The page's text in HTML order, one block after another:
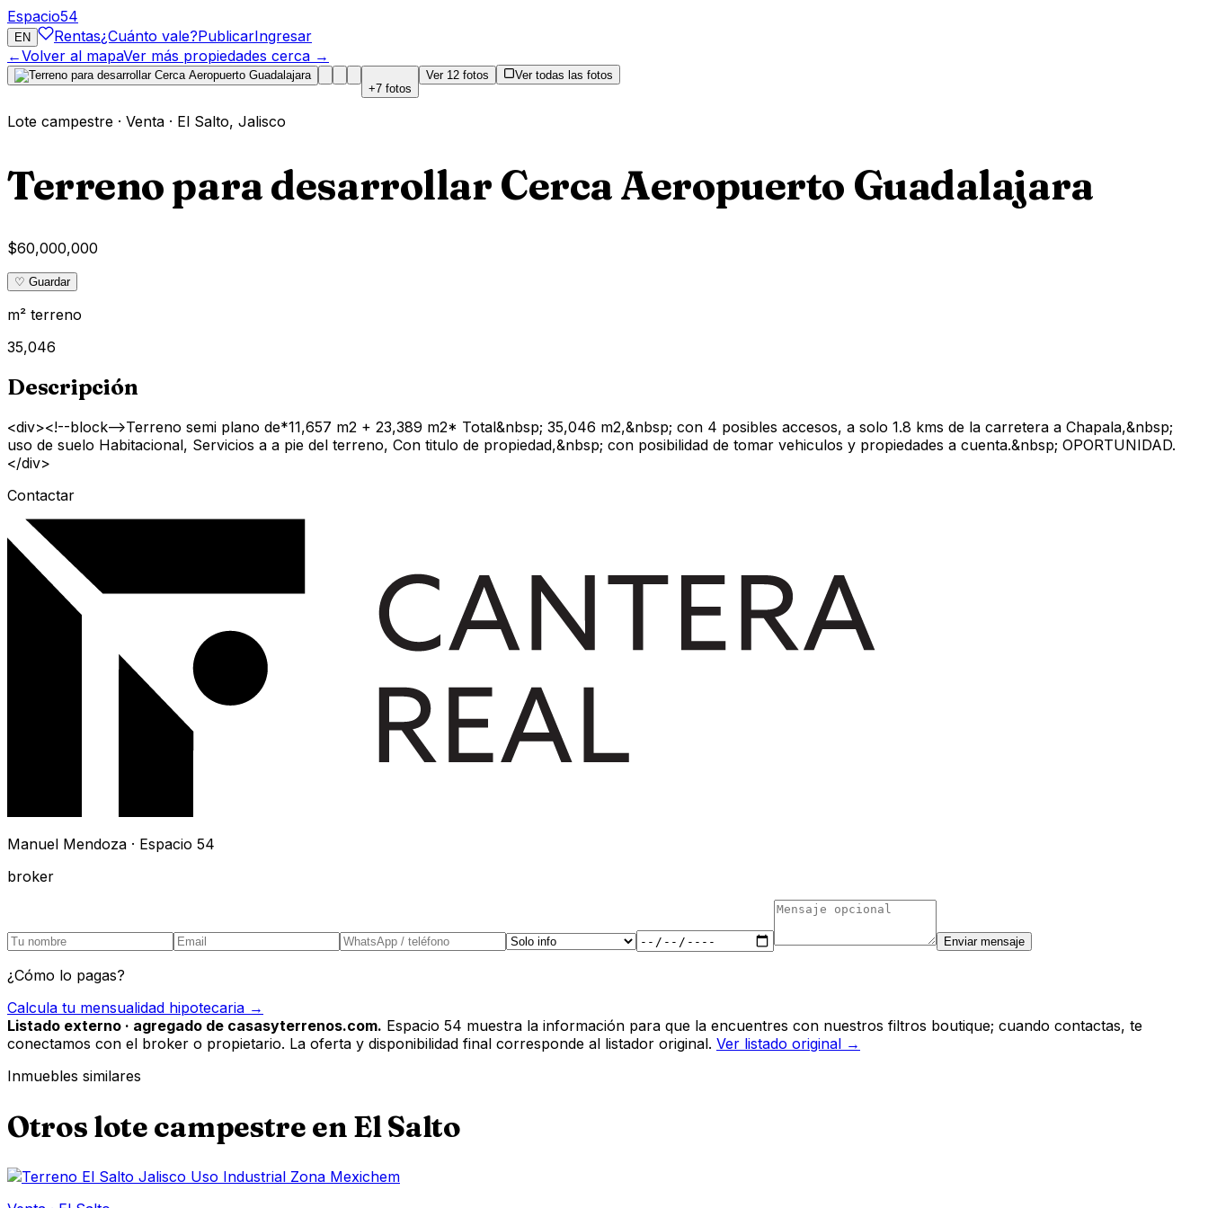
Espacio54
EN Rentas¿Cuánto vale?PublicarIngresar
←Volver al mapaVer más propiedades cerca →
+7 fotos
Ver 12 fotos Ver todas las fotos
Lote campestre · Venta · El Salto, Jalisco
Terreno para desarrollar Cerca Aeropuerto Guadalajara
$60,000,000
♡ Guardar
m² terreno
35,046
Descripción
<div><!--block-->Terreno semi plano de*11,657 m2 + 23,389 m2* Total&nbsp; 35,046 m2,&nbsp; con 4 posibles accesos, a solo 1.8 kms de la carretera a Chapala,&nbsp;
uso de suelo Habitacional, Servicios a a pie del terreno, Con titulo de propiedad,&nbsp; con posibilidad de tomar vehiculos y propiedades a cuenta.&nbsp; OPORTUNIDAD.
</div>
Contactar
Manuel Mendoza · Espacio 54
broker
Enviar mensaje
¿Cómo lo pagas?
Calcula tu mensualidad hipotecaria →
Listado externo · agregado de casasyterrenos.com. Espacio 54 muestra la información para que la encuentres con nuestros filtros boutique; cuando contactas, te
conectamos con el broker o propietario. La oferta y disponibilidad final corresponde al listador original. Ver listado original →
Inmuebles similares
Otros lote campestre en El Salto